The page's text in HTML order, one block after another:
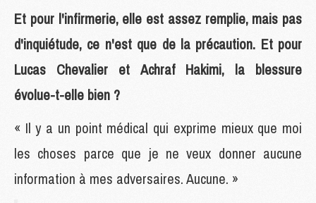
Et pour l'infirmerie, elle est assez remplie, mais pas
d'inquiétude, ce n'est que de la précaution. Et pour
Lucas Chevalier et Achraf Hakimi, la blessure
évolue-t-elle bien ?
« Il y a un point médical qui exprime mieux que moi
les choses parce que je ne veux donner aucune
information à mes adversaires. Aucune. »